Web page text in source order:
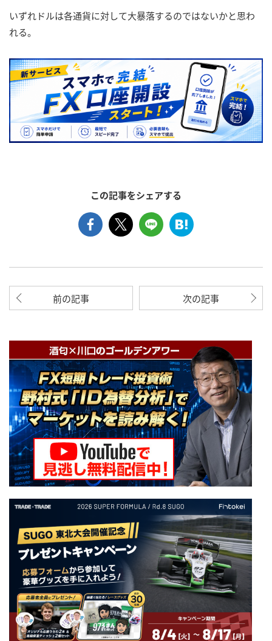
いずれドルは各通貨に対して大暴落するのではないかと思わ
れる。
この記事をシェアする
前の記事 次の記事